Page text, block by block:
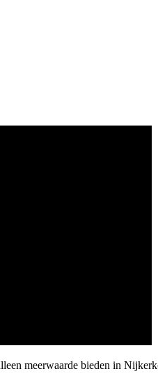
meerwaarde bieden in